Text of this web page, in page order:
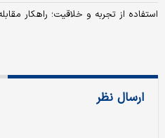
استفاده از تجربه و خلاقیت؛ راهکار
ارسال نظر